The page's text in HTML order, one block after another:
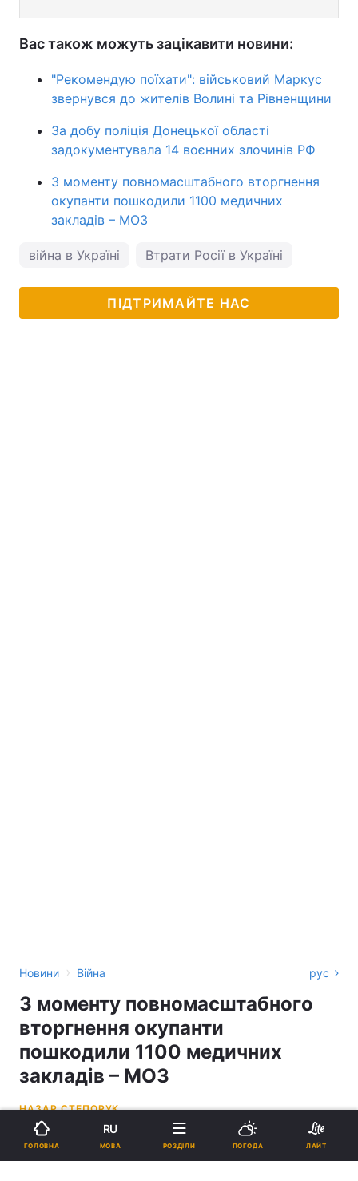
Вас також можуть зацікавити новини:
"Рекомендую поїхати": військовий Маркус
звернувся до жителів Волині та Рівненщини
За добу поліція Донецької області
задокументувала 14 воєнних злочинів РФ
З моменту повномасштабного вторгнення
окупанти пошкодили 1100 медичних
закладів – МОЗ
війна в Україні Втрати Росії в Україні
ПІДТРИМАЙТЕ НАС
Новини › Війна рус
З моменту повномасштабного
вторгнення окупанти
пошкодили 1100 медичних
закладів – МОЗ
НАЗАР СТЕПОРУК
16:12, 06.11.22 10770
ГОЛОВНА
RU
МОВА РОЗДІЛИ ПОГОДА ЛАЙТ